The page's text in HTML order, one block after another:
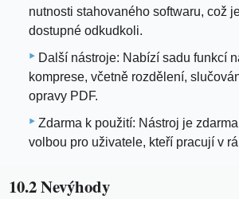
nutnosti stahovaného softwaru, což
dostupné odkudkoli.
Další nástroje: Nabízí sadu funkcí
komprese, včetně rozdělení,
opravy PDF.
Zdarma k použití: Nástroj je
volbou pro uživatele, kteří pracují v
10.2 Nevýhody